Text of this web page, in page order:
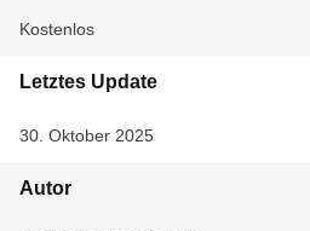
Kostenlos
Letztes Update
30. Oktober 2025
Autor